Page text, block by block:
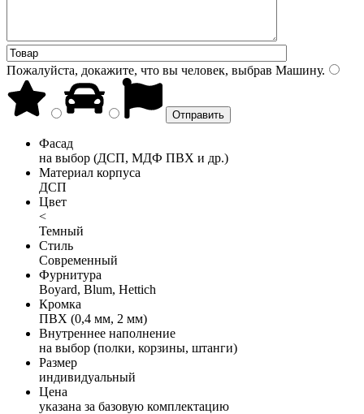
Пожалуйста, докажите, что вы человек, выбрав Машину.
Фасад
на выбор (ДСП, МДФ ПВХ и др.)
Материал корпуса
ДСП
Цвет
<
Темный
Стиль
Современный
Фурнитура
Boyard, Blum, Hettich
Кромка
ПВХ (0,4 мм, 2 мм)
Внутреннее наполнение
на выбор (полки, корзины, штанги)
Размер
индивидуальный
Цена
указана за базовую комплектацию